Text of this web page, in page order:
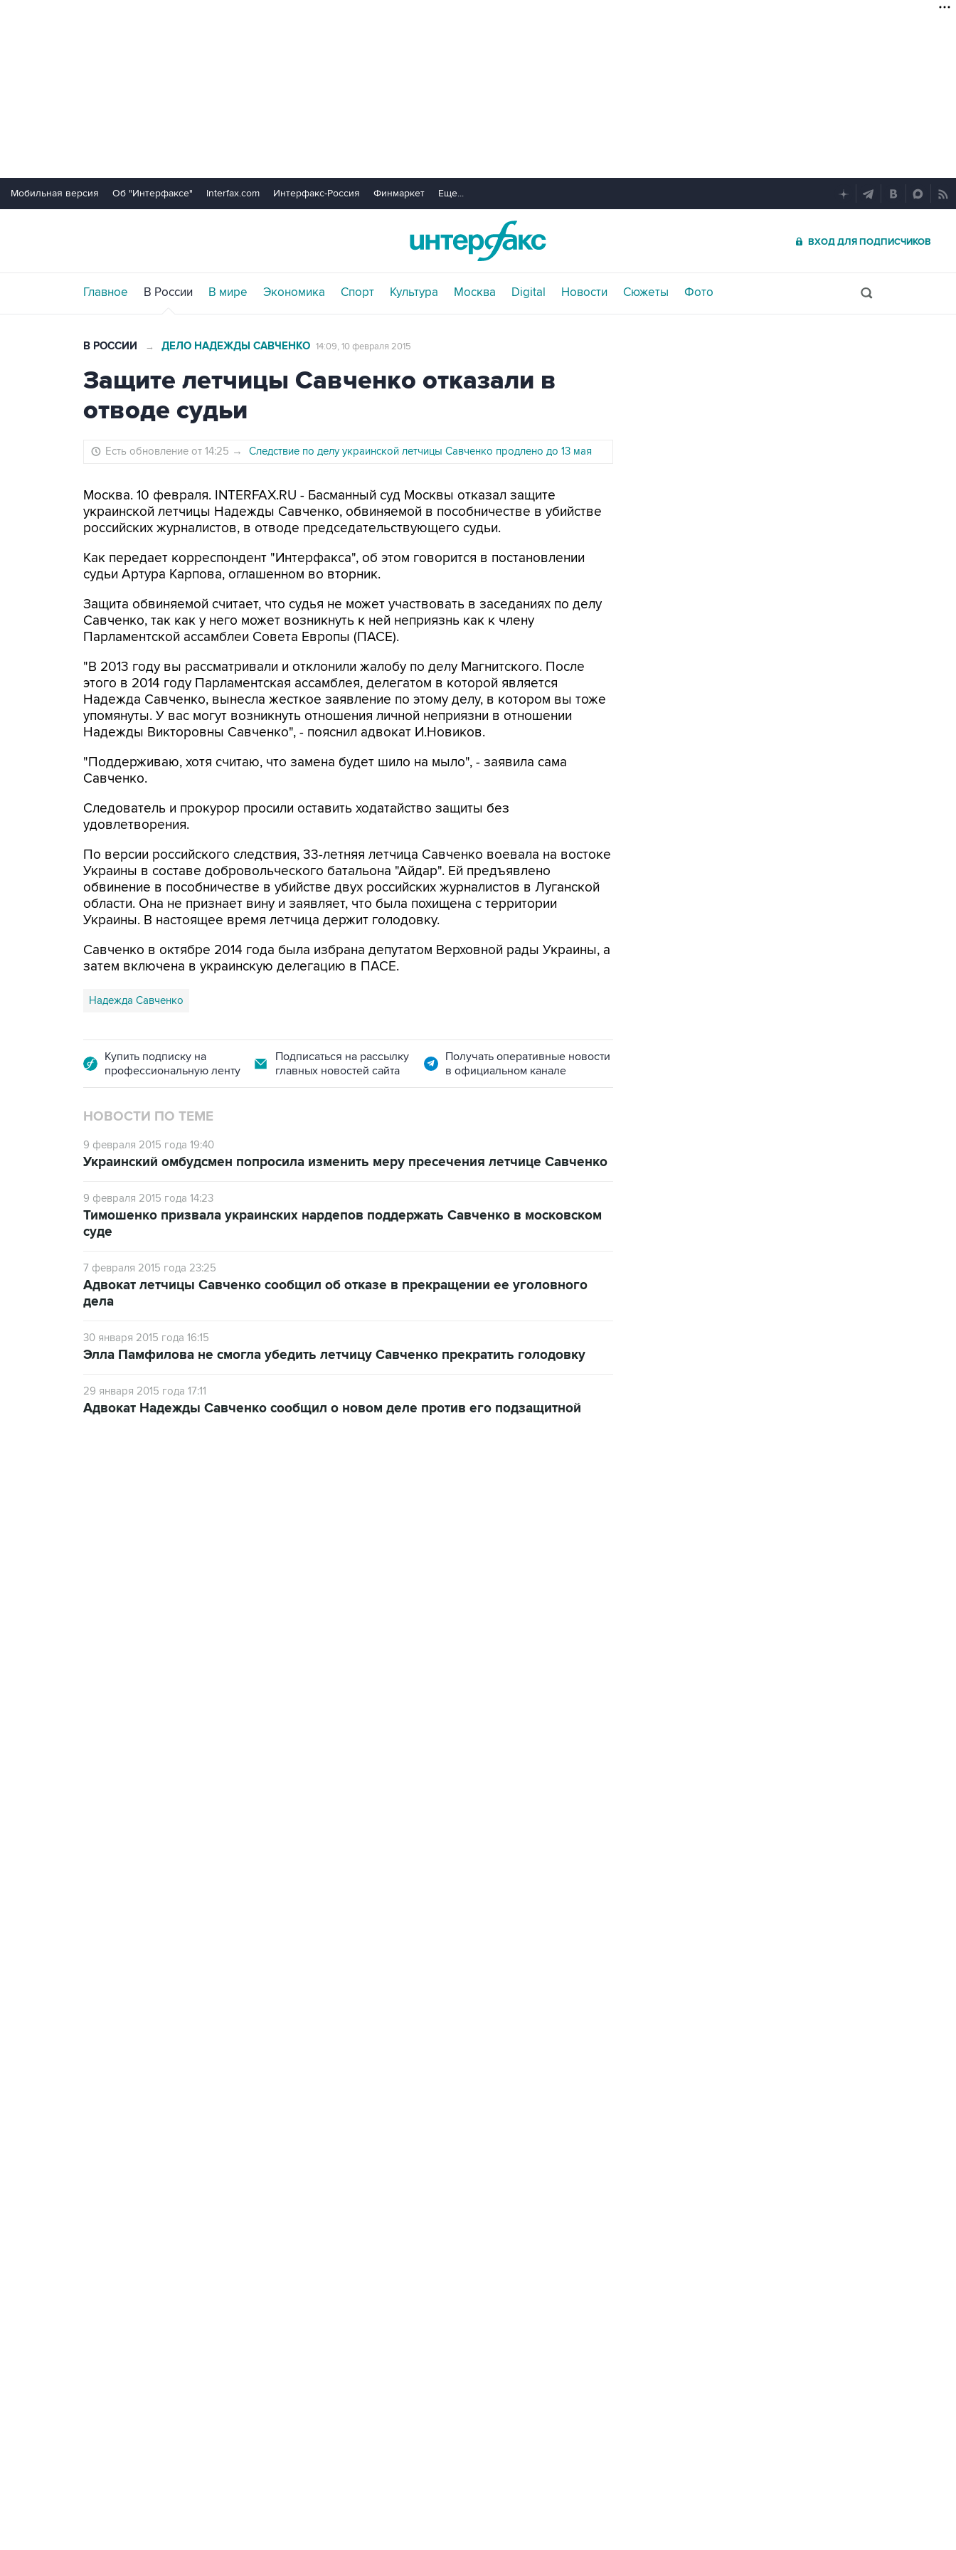
Мобильная версия Об "Интерфаксе" Interfax.com Интерфакс-Россия Финмаркет Еще...
ВХОД ДЛЯ ПОДПИСЧИКОВ
Главное В России В мире Экономика Спорт Культура Москва Digital Новости Сюжеты Фото
В РОССИИ → ДЕЛО НАДЕЖДЫ САВЧЕНКО 14:09, 10 февраля 2015
Защите летчицы Савченко отказали в
отводе судьи
Есть обновление от 14:25 → Следствие по делу украинской летчицы Савченко продлено до 13 мая
Москва. 10 февраля. INTERFAX.RU - Басманный суд Москвы отказал защите
украинской летчицы Надежды Савченко, обвиняемой в пособничестве в убийстве
российских журналистов, в отводе председательствующего судьи.
Как передает корреспондент "Интерфакса", об этом говорится в постановлении
судьи Артура Карпова, оглашенном во вторник.
Защита обвиняемой считает, что судья не может участвовать в заседаниях по делу
Савченко, так как у него может возникнуть к ней неприязнь как к члену
Парламентской ассамблеи Совета Европы (ПАСЕ).
"В 2013 году вы рассматривали и отклонили жалобу по делу Магнитского. После
этого в 2014 году Парламентская ассамблея, делегатом в которой является
Надежда Савченко, вынесла жесткое заявление по этому делу, в котором вы тоже
упомянуты. У вас могут возникнуть отношения личной неприязни в отношении
Надежды Викторовны Савченко", - пояснил адвокат И.Новиков.
"Поддерживаю, хотя считаю, что замена будет шило на мыло", - заявила сама
Савченко.
Следователь и прокурор просили оставить ходатайство защиты без
удовлетворения.
По версии российского следствия, 33-летняя летчица Савченко воевала на востоке
Украины в составе добровольческого батальона "Айдар". Ей предъявлено
обвинение в пособничестве в убийстве двух российских журналистов в Луганской
области. Она не признает вину и заявляет, что была похищена с территории
Украины. В настоящее время летчица держит голодовку.
Савченко в октябре 2014 года была избрана депутатом Верховной рады Украины, а
затем включена в украинскую делегацию в ПАСЕ.
Надежда Савченко
Купить подписку на
профессиональную ленту
Подписаться на рассылку
главных новостей сайта
Получать оперативные новости
в официальном канале
НОВОСТИ ПО ТЕМЕ
9 февраля 2015 года 19:40
Украинский омбудсмен попросила изменить меру пресечения летчице Савченко
9 февраля 2015 года 14:23
Тимошенко призвала украинских нардепов поддержать Савченко в московском
суде
7 февраля 2015 года 23:25
Адвокат летчицы Савченко сообщил об отказе в прекращении ее уголовного
дела
30 января 2015 года 16:15
Элла Памфилова не смогла убедить летчицу Савченко прекратить голодовку
29 января 2015 года 17:11
Адвокат Надежды Савченко сообщил о новом деле против его подзащитной